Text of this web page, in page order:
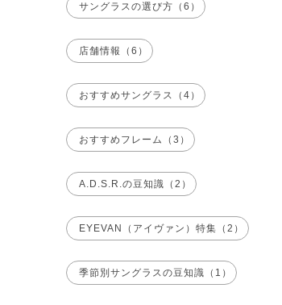
サングラスの選び方（6）
店舗情報（6）
おすすめサングラス（4）
おすすめフレーム（3）
A.D.S.R.の豆知識（2）
EYEVAN（アイヴァン）特集（2）
季節別サングラスの豆知識（1）